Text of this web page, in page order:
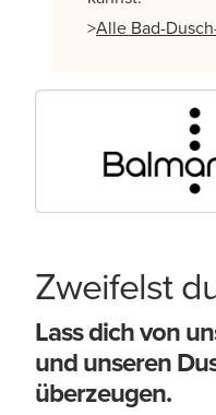
>Alle Bad-
Zweifelst
Lass dich von
und unseren
überzeugen.